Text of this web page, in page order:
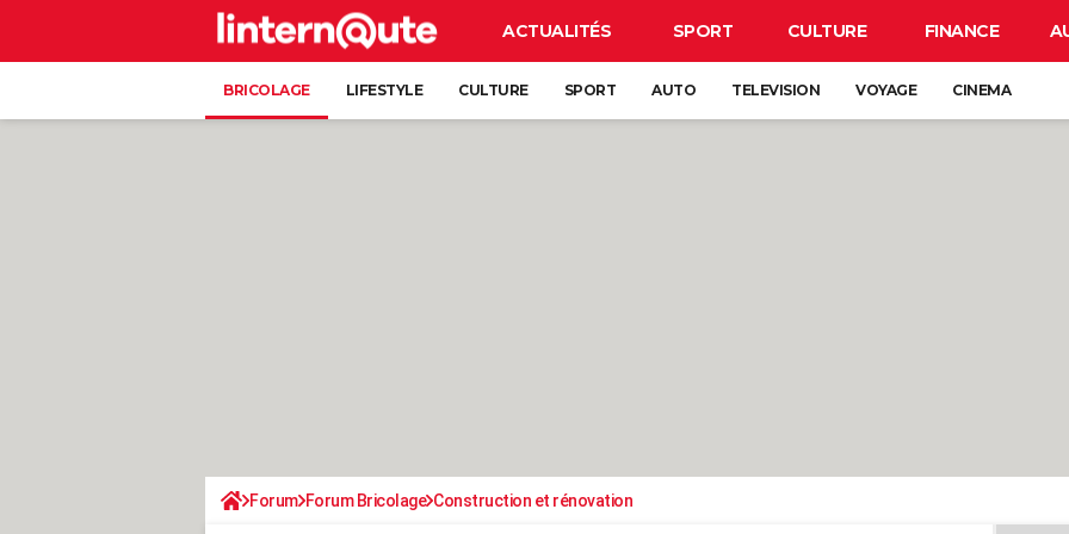
ACTUALITÉS SPORT CULTURE FINANCE
BRICOLAGE LIFESTYLE CULTURE SPORT AUTO TELEVISION VOYAGE CINEMA
Forum Forum Bricolage Construction et rénovation